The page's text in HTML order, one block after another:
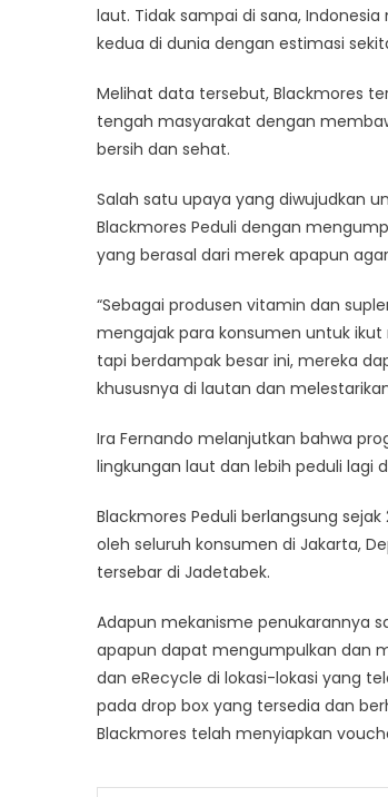
laut. Tidak sampai di sana,
kedua di dunia dengan estimasi
Melihat data tersebut, Blackmores
tengah masyarakat dengan
bersih dan sehat.
Salah satu upaya yang diwujudkan
Blackmores Peduli dengan
yang berasal dari merek apapun
“Sebagai produsen vitamin dan
mengajak para konsumen untuk
tapi berdampak besar ini, mereka
khususnya di lautan dan
Ira Fernando melanjutkan bahwa
lingkungan laut dan lebih peduli lagi
Blackmores Peduli berlangsung
oleh seluruh konsumen di Jakarta,
tersebar di Jadetabek.
Adapun mekanisme penukarannya
apapun dapat mengumpulkan dan
dan eRecycle di lokasi-lokasi yang
pada drop box yang tersedia dan
Blackmores telah menyiapkan